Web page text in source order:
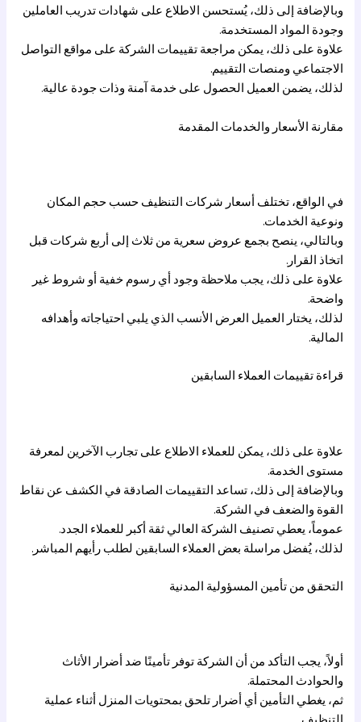
وبالإضافة إلى ذلك، يُستحسن الاطلاع على شهادات تدريب العاملين
وجودة المواد المستخدمة.
علاوة على ذلك، يمكن مراجعة تقييمات الشركة على مواقع التواصل
الاجتماعي ومنصات التقييم.
لذلك، يضمن العميل الحصول على خدمة آمنة وذات جودة عالية.
مقارنة الأسعار والخدمات المقدمة
في الواقع، تختلف أسعار شركات التنظيف حسب حجم المكان
ونوعية الخدمات.
وبالتالي، ينصح بجمع عروض سعرية من ثلاث إلى أربع شركات قبل
اتخاذ القرار.
علاوة على ذلك، يجب ملاحظة وجود أي رسوم خفية أو شروط غير
واضحة.
لذلك، يختار العميل العرض الأنسب الذي يلبي احتياجاته وأهدافه
المالية.
قراءة تقييمات العملاء السابقين
علاوة على ذلك، يمكن للعملاء الاطلاع على تجارب الآخرين لمعرفة
مستوى الخدمة.
وبالإضافة إلى ذلك، تساعد التقييمات الصادقة في الكشف عن نقاط
القوة والضعف في الشركة.
عموماً، يعطي تصنيف الشركة العالي ثقة أكبر للعملاء الجدد.
لذلك، يُفضل مراسلة بعض العملاء السابقين لطلب رأيهم المباشر.
التحقق من تأمين المسؤولية المدنية
أولاً، يجب التأكد من أن الشركة توفر تأمينًا ضد أضرار الأثاث
والحوادث المحتملة.
ثم، يغطي التأمين أي أضرار تلحق بمحتويات المنزل أثناء عملية